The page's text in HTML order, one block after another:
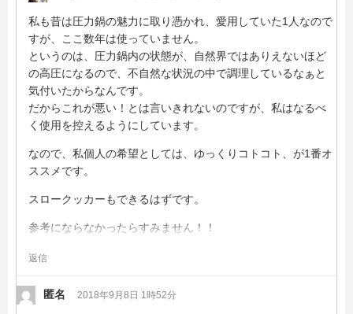
私も昔は圧力鍋の魅力に取り憑かれ、愛用していた1人なので
すが、ここ数年は使っていません。
というのは、圧力鍋内の状態が、自然界ではありえないほど
の高圧になるので、不自然な状況の中で調理しているなぁと
気付いたからなんです。
だからこれが悪い！とは言いきれないのですが、私はなるべ
く使用を控えるようにしています。
なので、私個人の希望としては、ゆっくりコトコト、が1番オ
ススメです。
スロークッカーもできるはずです。
参考にならなかったらすみません！！
返信
匿名 2018年9月8日 1時52分